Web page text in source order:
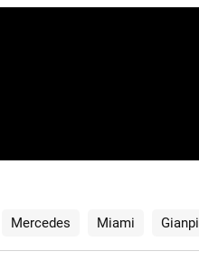
Mercedes Miami